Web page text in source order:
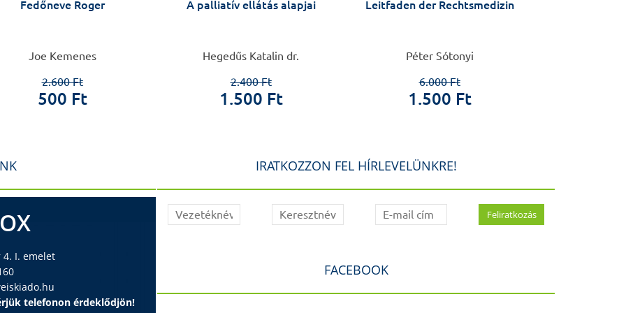
Fedőneve Roger
Joe Kemenes
2.600 Ft
500 Ft
A palliatív ellátás alapjai
Hegedűs Katalin dr.
2.400 Ft
1.500 Ft
Leitfaden der Rechtsmedizin
Péter Sótonyi
6.000 Ft
1.500 Ft
4. I. emelet
telefonon érdeklődjön!
IRATKOZZON FEL HÍRLEVELÜNKRE!
FACEBOOK